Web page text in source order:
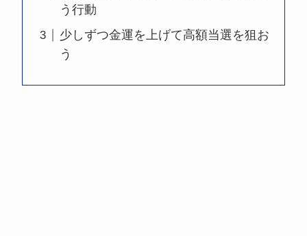
う行動
少しずつ金運を上げて高額当選を狙お
う